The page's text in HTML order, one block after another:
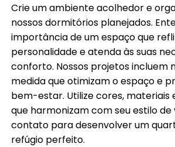
Crie um ambiente acolhedor e
nossos dormitórios planejados.
importância de um espaço que
personalidade e atenda às suas
conforto. Nossos projetos incluem
medida que otimizam o espaço e
bem-estar. Utilize cores, materiais
que harmonizam com seu estilo de
contato para desenvolver um
refúgio perfeito.